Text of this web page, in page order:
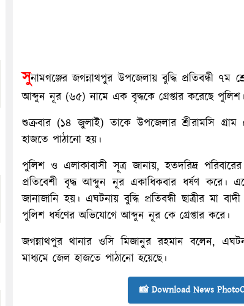
সুনামগঞ্জের জগন্নাথপুর উপজেলায় বুদ্ধি প্রতিবন্ধী ৭ম
আব্দুন নূর (৬৫) নামে এক বৃদ্ধকে গ্রেপ্তার করেছে পুলিশ।
শুক্রবার (১৪ জুলাই) তাকে উপজেলার শ্রীরামসি
হাজতে পাঠানো হয়।
পুলিশ ও এলাকাবাসী সূত্র জানায়, হতদরিদ্র
প্রতিবেশী বৃদ্ধ আব্দুন নূর একাধিকবার ধর্ষণ করে।
জানাজানি হয়। এঘটনায় বুদ্ধি প্রতিবন্ধী ছাত্রীর মা
পুলিশ ধর্ষণের অভিযোগে আব্দুন নূর কে গ্রেপ্তার করে।
জগন্নাথপুর থানার ওসি মিজানুর রহমান বলেন,
মাধ্যমে জেল হাজতে পাঠানো হয়েছে।
📸 Download News